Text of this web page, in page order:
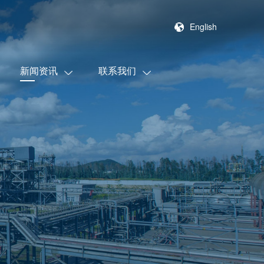
English
新闻资讯 联系我们